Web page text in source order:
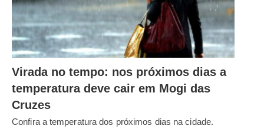
Virada no tempo: nos próximos dias a
temperatura deve cair em Mogi das
Cruzes
Confira a temperatura dos próximos dias na cidade.